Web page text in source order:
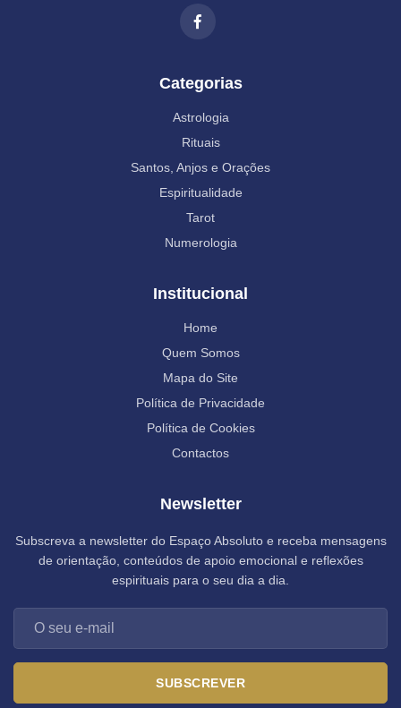
Categorias
Astrologia
Rituais
Santos, Anjos e Orações
Espiritualidade
Tarot
Numerologia
Institucional
Home
Quem Somos
Mapa do Site
Política de Privacidade
Política de Cookies
Contactos
Newsletter
Subscreva a newsletter do Espaço Absoluto e receba mensagens
de orientação, conteúdos de apoio emocional e reflexões
espirituais para o seu dia a dia.
SUBSCREVER